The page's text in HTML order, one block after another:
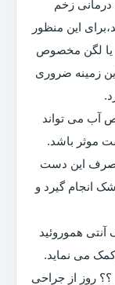
درمانی زخم
این منظور
یا لگن مخصوص
زمینه ضروری
آب می تواند
موثر باشد.
این دست
انجام گیرد و
هموروئید
می نماید.
روز از جراحی